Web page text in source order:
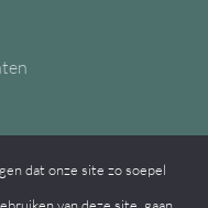
dat onze site zo soepel